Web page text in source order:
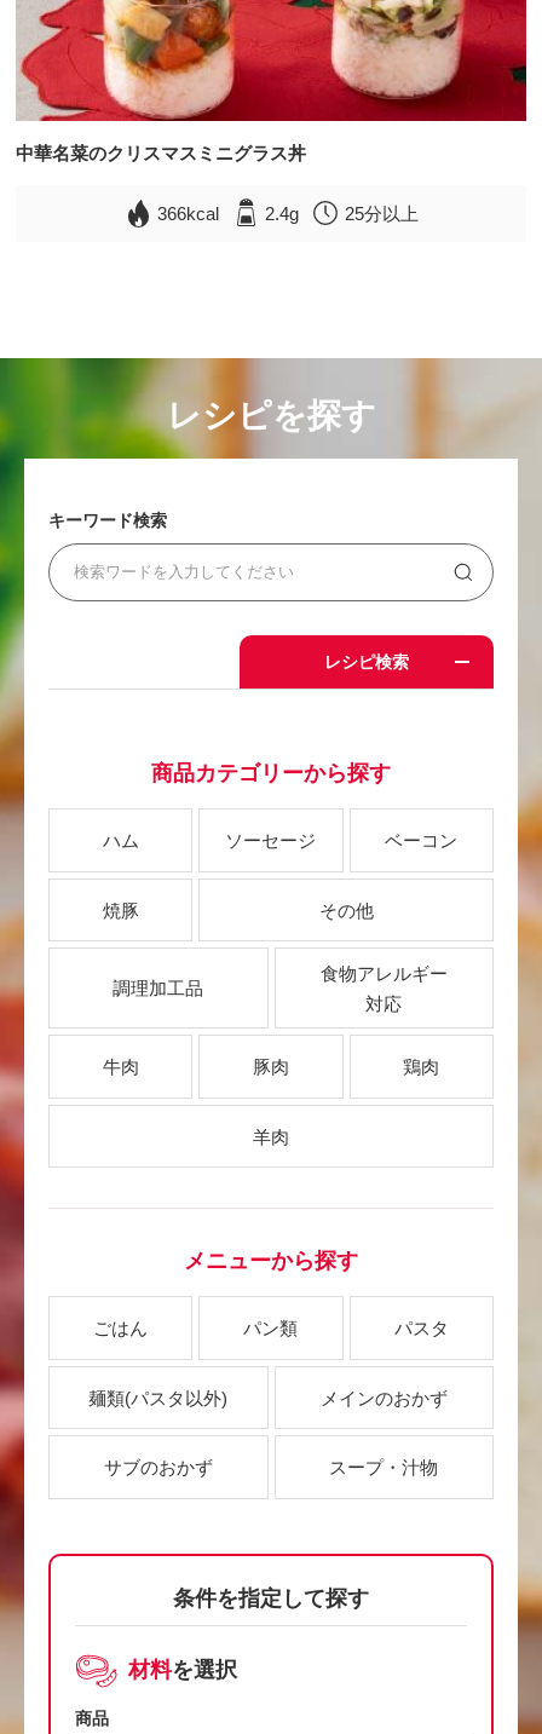
中華名菜のクリスマスミニグラス丼
366kcal 2.4g 25分以上
レシピを探す
キーワード検索
レシピ検索
商品カテゴリーから探す
ハム ソーセージ ベーコン
焼豚 その他
調理加工品
食物アレルギー
対応
牛肉 豚肉 鶏肉
羊肉
メニューから探す
ごはん パン類 パスタ
麺類(パスタ以外) メインのおかず
サブのおかず スープ・汁物
条件を指定して探す
材料を選択
商品